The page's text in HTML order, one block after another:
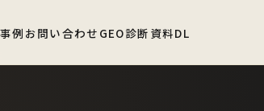
例 お問い合わせ GEO診断 資料DL